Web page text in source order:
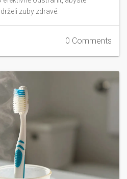
zuby zdravé.
0 Comments